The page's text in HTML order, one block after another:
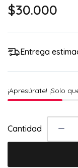
$30.000
Entrega
¡Apresúrate! ¡Solo
Cantidad